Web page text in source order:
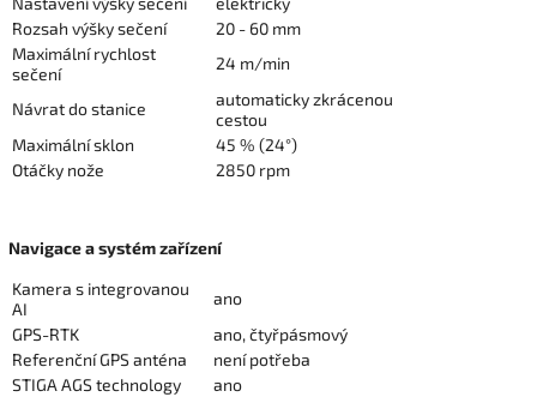
Rozsah výšky sečení
20 - 60 mm
Maximální rychlost
sečení
24 m/min
Návrat do stanice
automaticky zkrácenou
cestou
Maximální sklon
45 % (24°)
Otáčky nože
2850 rpm
Navigace a systém zařízení
Kamera s integrovanou
AI
ano
GPS-RTK
ano, čtyřpásmový
Referenční GPS anténa
není potřeba
STIGA AGS technology
ano